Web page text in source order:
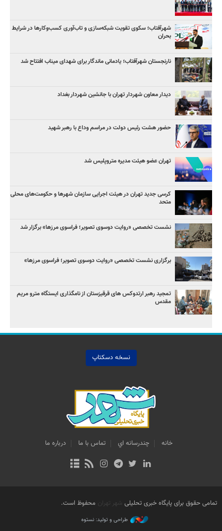
شهرآفتاب؛ سکوی تقویت شبکه‌سازی و تاب‌آوری کسب‌وکارها در شرایط
بحران
نارنجستان شهرآفتاب؛ یادمانی ماندگار برای شهدای میناب افتتاح شد
دیدار معاون شهردار تهران با جانشین شهردار بغداد
حضور هشت رئیس دولت در مراسم وداع با رهبر شهید
تهران عضو هیئت مدیره متروپلیس شد
کرسی جدید تهران در هیئت اجرایی سازمان شهرها و حکومت‌های محلی
متحد
نشست تخصصی «روایت دوسوی تصویر؛ فراسوی مرزها» برگزار شد
برگزاری نشست تخصصی «روایت دوسوی تصویر؛ فراسوی مرزها»
تمجید رهبر ارتدوکس های قرقیزستان از نامگذاری ایستگاه مترو مریم
مقدس
نسخه دسکتاپ
خانه چندرسانه اي تماس با ما درباره ما
تمامی حقوق برای پایگاه خبری تحلیلی شهر تهران محفوظ است.
طراحی و تولید: نستوه